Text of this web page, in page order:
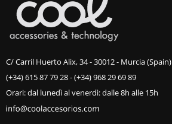
C/ Carril Huerto Alix, 34 - 30012 - Murcia (Spain)
(+34) 615 87 79 28-(+34) 968 29 69 89
Orari: dal lunedì al venerdì: dalle 8h alle 15h